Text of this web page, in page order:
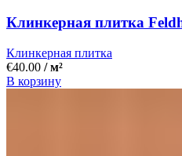
Клинкерная плитка
Клинкерная плитка
€40.00 / м²
В корзину